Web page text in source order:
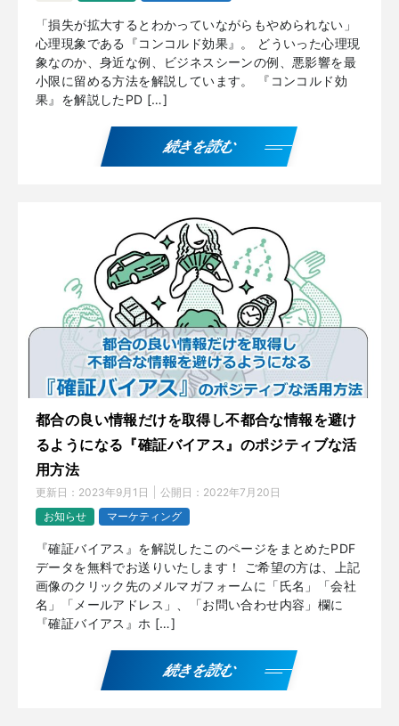
「損失が拡大するとわかっていながらもやめられない」
心理現象である『コンコルド効果』。 どういった心理現
象なのか、身近な例、ビジネスシーンの例、悪影響を最
小限に留める方法を解説しています。 『コンコルド効
果』を解説したPD […]
続きを読む
都合の良い情報だけを取得し不都合な情報を避け
るようになる『確証バイアス』のポジティブな活
用方法
更新日： 2023年9月1日 公開日： 2022年7月20日
お知らせ
マーケティング
『確証バイアス』を解説したこのページをまとめたPDF
データを無料でお送りいたします！ ご希望の方は、上記
画像のクリック先のメルマガフォームに「氏名」「会社
名」「メールアドレス」、「お問い合わせ内容」欄に
『確証バイアス』ホ […]
続きを読む